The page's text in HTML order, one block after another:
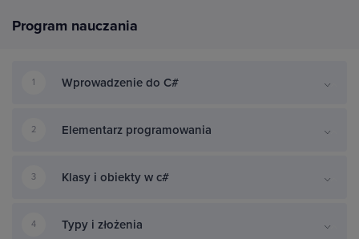
Program nauczania
1 Wprowadzenie do C#
2 Elementarz programowania
3 Klasy i obiekty w c#
4 Typy i złożenia